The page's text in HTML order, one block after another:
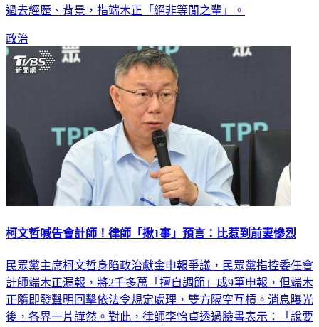
過去經歷、背景，指端木正「絕非等閒之輩」。
政治
柯文哲喊告會計師！律師「揪1事」預言：比惹到前妻慘烈
民眾黨主席柯文哲身陷政治獻金申報爭議，民眾黨指控委任會
計師端木正漏報，將2千多萬「擅自調節」成9筆申報，但端木
正隨即發聲明回擊依法令規定處理，雙方隔空互槓。消息曝光
後，各界一片譁然。對此，律師李怡貞透過臉書表示：「說要